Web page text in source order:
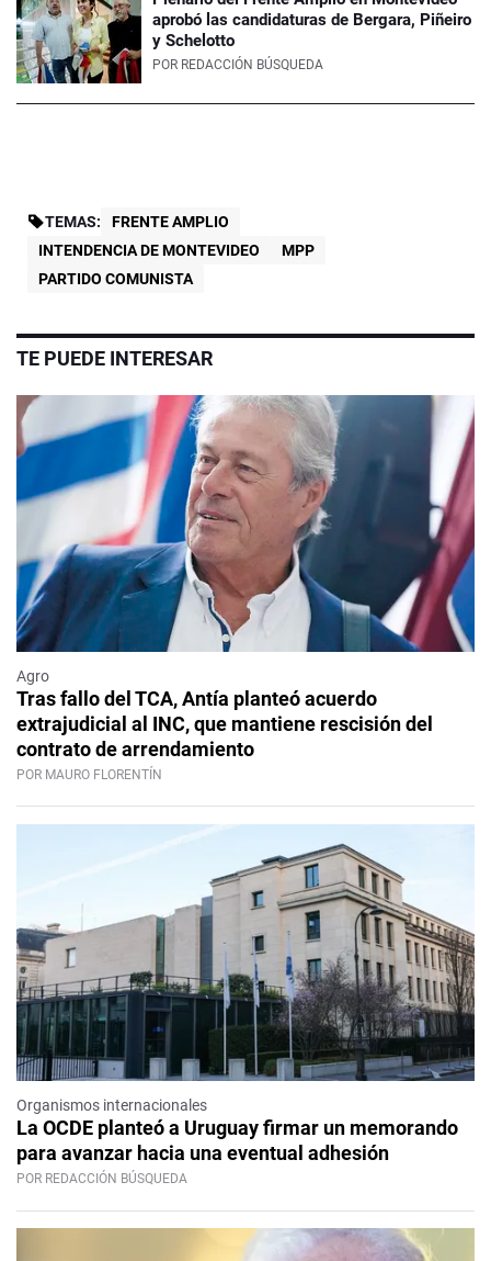
aprobó las candidaturas de Bergara, Piñeiro
y Schelotto
POR REDACCIÓN BÚSQUEDA
TEMAS:
FRENTE AMPLIO
INTENDENCIA DE MONTEVIDEO
MPP
PARTIDO COMUNISTA
TE PUEDE INTERESAR
Agro
Tras fallo del TCA, Antía planteó acuerdo
extrajudicial al INC, que mantiene rescisión del
contrato de arrendamiento
POR MAURO FLORENTÍN
Organismos internacionales
La OCDE planteó a Uruguay firmar un memorando
para avanzar hacia una eventual adhesión
POR REDACCIÓN BÚSQUEDA